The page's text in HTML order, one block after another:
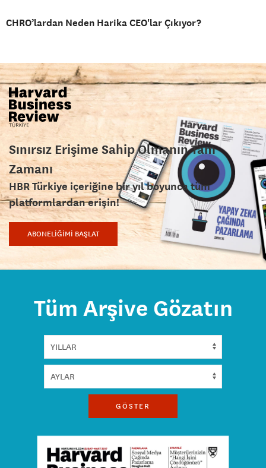
CHRO’lardan Neden Harika CEO'lar Çıkıyor?
Sınırsız Erişime Sahip Olmanın Tam
Zamanı
HBR Türkiye içeriğine bir yıl boyunca tüm
platformlardan erişin!
ABONELİĞİMİ BAŞLAT
Tüm Arşive Gözatın
GÖSTER